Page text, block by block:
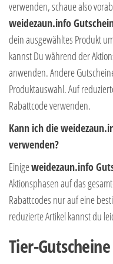
verwenden, schaue also
weidezaun.info
dein ausgewähltes Produkt
kannst Du während der
anwenden. Andere
Produktauswahl. Auf
Rabattcode verwenden.
Kann ich die
verwenden?
Einigeweidezaun.info
Aktionsphasen auf das
Rabattcodes nur auf eine
reduzierte Artikel kannst du
Tier-